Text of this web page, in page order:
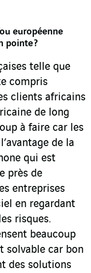
européenne
pointe ?
telle que
compris
clients africains
de long
à faire car les
de la
qui est
près de
entreprises
en regardant
risques.
beaucoup
solvable car bon
des solutions